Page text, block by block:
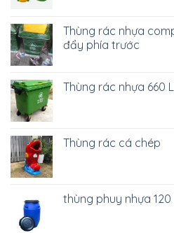
Thùng rác nhựa
đẩy phía trước
Thùng rác nhựa 660
Thùng rác cá chép
thùng phuy nhựa 120